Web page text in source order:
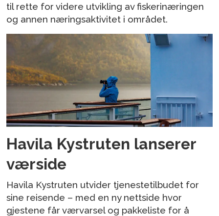
til rette for videre utvikling av fiskerinæringen
og annen næringsaktivitet i området.
Havila Kystruten lanserer
værside
Havila Kystruten utvider tjenestetilbudet for
sine reisende – med en ny nettside hvor
gjestene får værvarsel og pakkeliste for å